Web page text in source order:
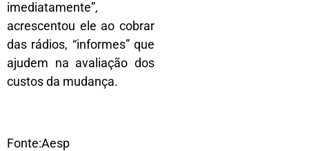
imediatamente”,
acrescentou ele ao cobrar
das rádios, “informes” que
ajudem na avaliação dos
custos da mudança.
Fonte:Aesp